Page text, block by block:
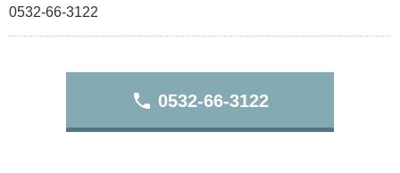
0532-66-3122
phone 0532-66-3122